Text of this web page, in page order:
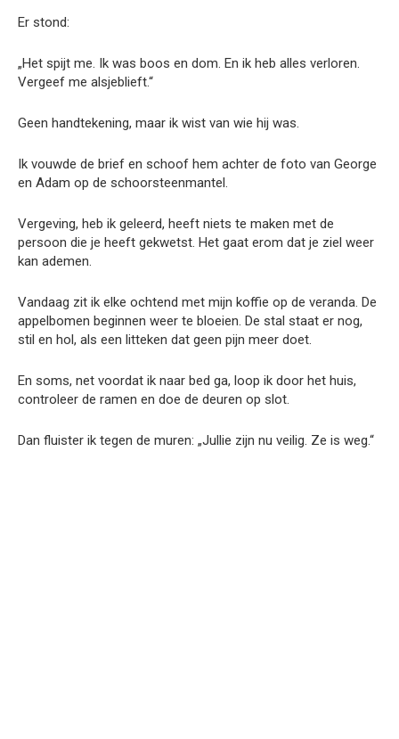
Er stond:
„Het spijt me. Ik was boos en dom. En ik heb alles verloren.
Vergeef me alsjeblieft.“
Geen handtekening, maar ik wist van wie hij was.
Ik vouwde de brief en schoof hem achter de foto van George
en Adam op de schoorsteenmantel.
Vergeving, heb ik geleerd, heeft niets te maken met de
persoon die je heeft gekwetst. Het gaat erom dat je ziel weer
kan ademen.
Vandaag zit ik elke ochtend met mijn koffie op de veranda. De
appelbomen beginnen weer te bloeien. De stal staat er nog,
stil en hol, als een litteken dat geen pijn meer doet.
En soms, net voordat ik naar bed ga, loop ik door het huis,
controleer de ramen en doe de deuren op slot.
Dan fluister ik tegen de muren: „Jullie zijn nu veilig. Ze is weg.“